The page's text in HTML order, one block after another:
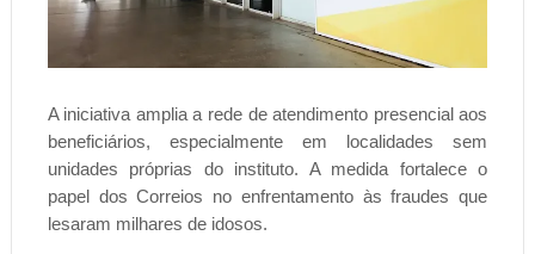
A iniciativa amplia a rede de atendimento presencial aos
beneficiários, especialmente em localidades sem
unidades próprias do instituto. A medida fortalece o
papel dos Correios no enfrentamento às fraudes que
lesaram milhares de idosos.